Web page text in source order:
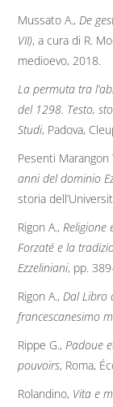
Mussato A., De
VII), a cura di R.
medioevo, 2018.
La permuta tra
del 1298. Testo,
Studi, Padova,
Pesenti Marangon
anni del dominio
storia
Rigon A.,
Forzaté e la
Ezzeliniani, pp.
Rigon A., Dal Libro
francescanesimo
Rippe G., Padoue
pouvoirs, Roma,
Rolandino, Vita e